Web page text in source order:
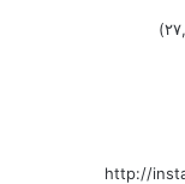
http://